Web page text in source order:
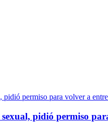
pidió permiso